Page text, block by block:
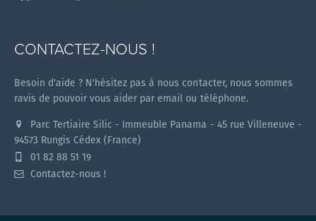
CONTACTEZ-NOUS !
Besoin d'aide ? N'hésitez pas à nous contacter, nous sommes
ravis de pouvoir vous aider par email ou téléphone.
Parc Tertiaire Silic - Immeuble Panama - 45 rue Villeneuve -
94573 Rungis Cédex (France)
01 82 88 51 19
Contactez-nous !